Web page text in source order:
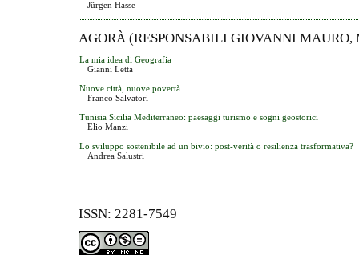
Jürgen Hasse
AGORÀ (RESPONSABILI GIOVANNI
La mia idea di Geografia
Gianni Letta
Nuove città, nuove povertà
Franco Salvatori
Tunisia Sicilia Mediterraneo: paesaggi turismo e sogni geostorici
Elio Manzi
Lo sviluppo sostenibile ad un bivio: post-verità o resilienza trasformativa?
Andrea Salustri
ISSN: 2281-7549